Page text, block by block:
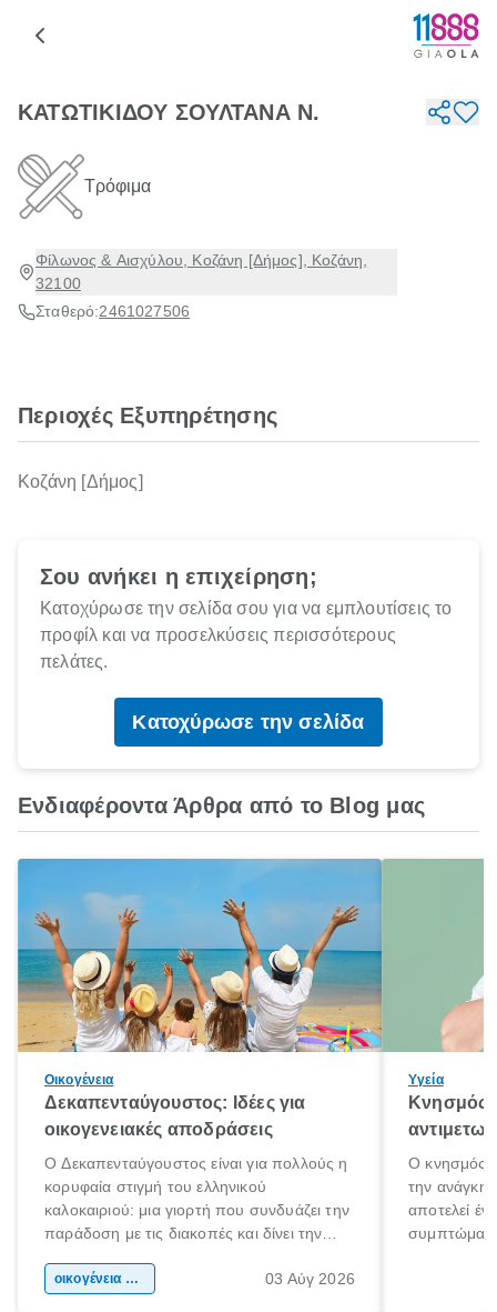
ΚΑΤΩΤΙΚΙΔΟΥ ΣΟΥΛΤΑΝΑ Ν.
Τρόφιμα
Φίλωνος & Αισχύλου, Κοζάνη [Δήμος], Κοζάνη,
32100
Σταθερό:2461027506
Περιοχές Εξυπηρέτησης
Κοζάνη [Δήμος]
Σου ανήκει η επιχείρηση;
Κατοχύρωσε την σελίδα σου για να εμπλουτίσεις το
προφίλ και να προσελκύσεις περισσότερους
πελάτες.
Κατοχύρωσε την σελίδα
Ενδιαφέροντα Άρθρα από το Blog μας
Οικογένεια
Δεκαπενταύγουστος: Ιδέες για
οικογενειακές αποδράσεις
Ο Δεκαπενταύγουστος είναι για πολλούς η
κορυφαία στιγμή του ελληνικού
καλοκαιριού: μια γιορτή που συνδυάζει την
παράδοση με τις διακοπές και δίνει την
χώρας. Είτε πρόκειται για λίγες μέρες
οικογένεια & παιδί 03 Αύγ 2026
Υγεία
Κνησμός:
Ο κνησμός
την ανάγκη
αποτελεί